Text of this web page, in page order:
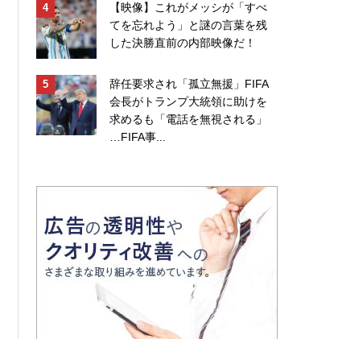
【映像】これがメッシが「すべ
てを忘れよう」と謎の言葉を残
した決勝直前の内部映像だ！
辞任要求され「孤立無援」FIFA
会長がトランプ大統領に助けを
求めるも「電話を無視される」
…FIFA事...